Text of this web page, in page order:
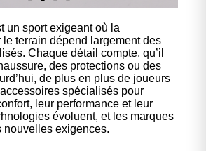
Nos
et performance à
accessible.
un sport exigeant où la
le terrain dépend largement des
Chaque détail compte, qu’il
des protections ou des
de plus en plus de joueurs
spécialisés pour
leur performance et leur
évoluent, et les marques
nouvelles exigences.